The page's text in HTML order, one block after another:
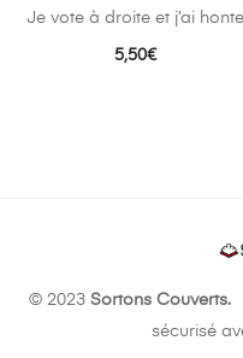
Je vote à droite et j’ai honte
5,50€
© 2023 Sortons Couverts.
sécurisé